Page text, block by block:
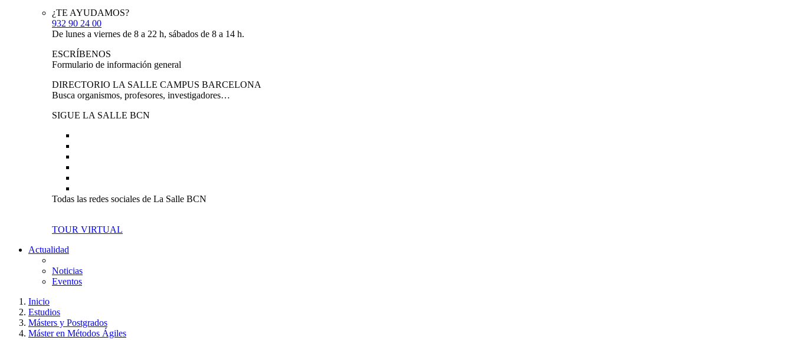
¿TE AYUDAMOS?
932 90 24 00
De lunes a viernes de 8 a 22 h, sábados de 8 a 14 h.
ESCRÍBENOS
Formulario de información general
DIRECTORIO LA SALLE CAMPUS BARCELONA
Busca organismos, profesores, investigadores…
SIGUE LA SALLE BCN
Todas las redes sociales de La Salle BCN
TOUR VIRTUAL
Actualidad
Noticias
Eventos
Inicio
Estudios
Másters y Postgrados
Máster en Métodos Ágiles